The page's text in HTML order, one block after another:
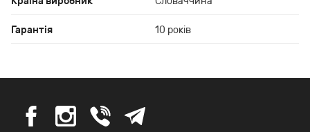
Гарантія 10 років